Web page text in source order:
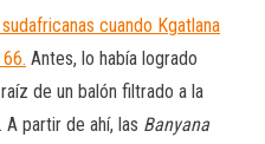
cuando Kgatlana
Antes, lo había logrado
de un balón filtrado a la
partir de ahí, las Banyana